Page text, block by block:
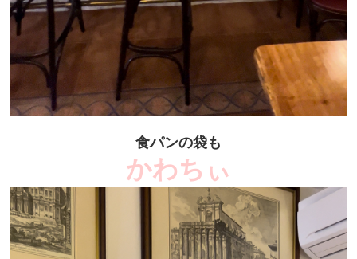
食パンの袋も
かわちぃ